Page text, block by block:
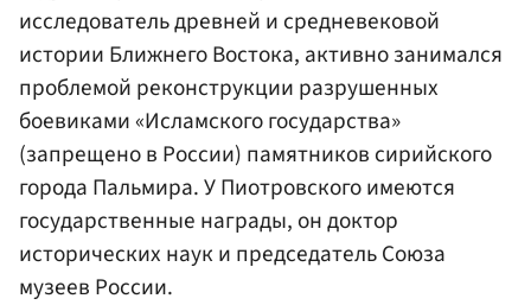
исследователь древней и средневековой
истории Ближнего Востока, активно занимался
проблемой реконструкции разрушенных
боевиками«Исламского государства»
(запрещено в России) памятников сирийского
города Пальмира. У Пиотровского имеются
государственные награды, он доктор
исторических наук и председатель Союза
музеев России.